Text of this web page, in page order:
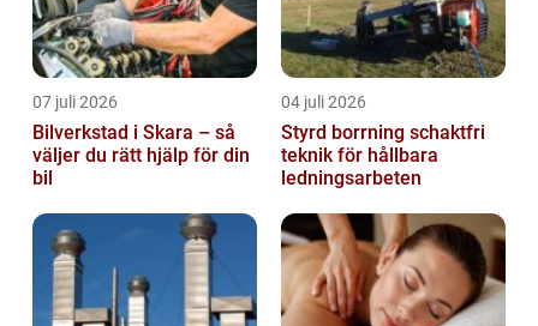
07 juli 2026
Bilverkstad i Skara – så
väljer du rätt hjälp för din
bil
04 juli 2026
Styrd borrning schaktfri
teknik för hållbara
ledningsarbeten